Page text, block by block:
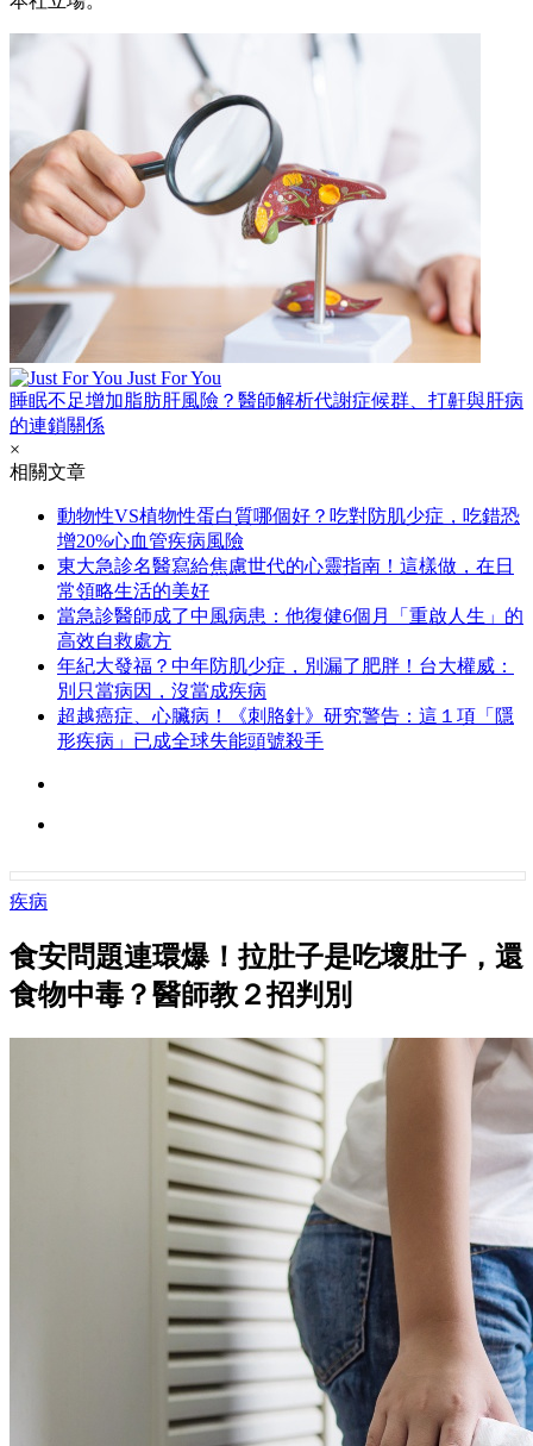
Just For You
睡眠不足增加脂肪肝風險？醫師解析代謝症候群、打鼾與肝病
的連鎖關係
×
相關文章
動物性VS植物性蛋白質哪個好？吃對防肌少症，吃錯恐
增20%心血管疾病風險
東大急診名醫寫給焦慮世代的心靈指南！這樣做，在日
常領略生活的美好
當急診醫師成了中風病患：他復健6個月「重啟人生」的
高效自救處方
年紀大發福？中年防肌少症，別漏了肥胖！台大權威：
別只當病因，沒當成疾病
超越癌症、心臟病！《刺胳針》研究警告：這１項「隱
形疾病」已成全球失能頭號殺手
疾病
食安問題連環爆！拉肚子是吃壞肚子，還
食物中毒？醫師教２招判別